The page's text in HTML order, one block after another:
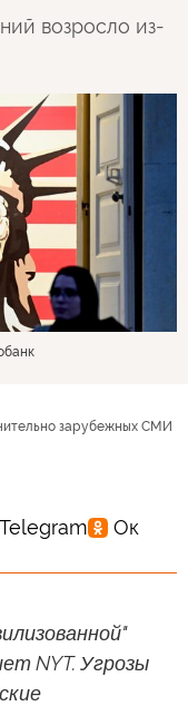
возросло из-
зарубежных СМИ
NYT. Угрозы